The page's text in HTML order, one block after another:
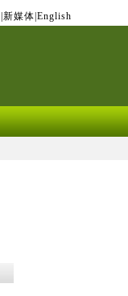
新媒体 English